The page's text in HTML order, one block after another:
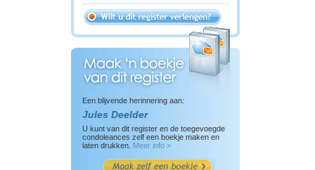
Een blijvende herinnering aan:
Jules Deelder
U kunt van dit register en de toegevoegde
condoleances zelf een boekje maken en
laten drukken. Meer info >